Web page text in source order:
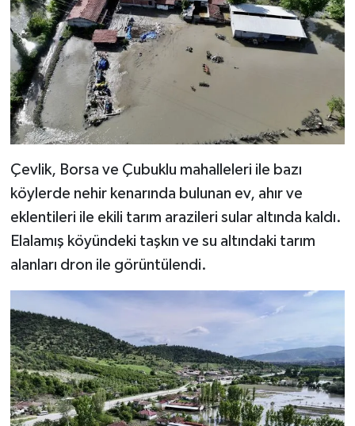
Çevlik, Borsa ve Çubuklu mahalleleri ile bazı
köylerde nehir kenarında bulunan ev, ahır ve
eklentileri ile ekili tarım arazileri sular altında kaldı.
Elalamış köyündeki taşkın ve su altındaki tarım
alanları dron ile görüntülendi.